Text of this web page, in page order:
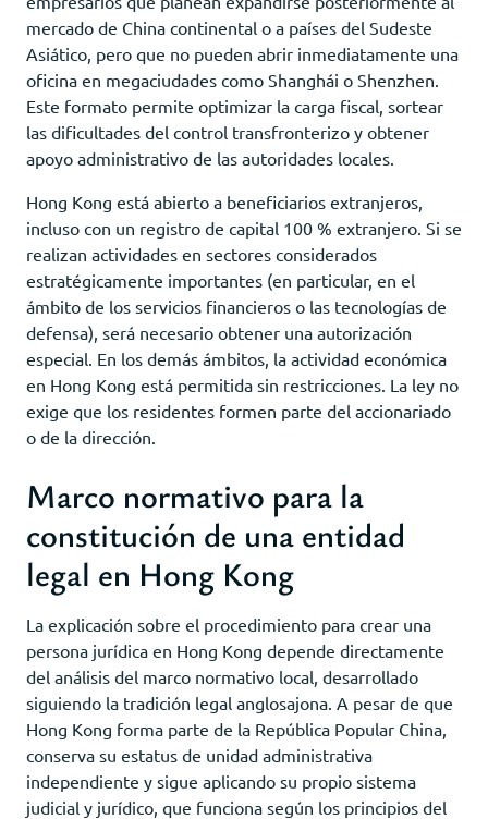
mercado de China continental o a países del Sudeste
Asiático, pero que no pueden abrir inmediatamente una
oficina en megaciudades como Shanghái o Shenzhen.
Este formato permite optimizar la carga fiscal, sortear
las dificultades del control transfronterizo y obtener
apoyo administrativo de las autoridades locales.
Hong Kong está abierto a beneficiarios extranjeros,
incluso con un registro de capital 100 % extranjero. Si se
realizan actividades en sectores considerados
estratégicamente importantes (en particular, en el
ámbito de los servicios financieros o las tecnologías de
defensa), será necesario obtener una autorización
especial. En los demás ámbitos, la actividad económica
en Hong Kong está permitida sin restricciones. La ley no
exige que los residentes formen parte del accionariado
o de la dirección.
Marco normativo para la
constitución de una entidad
legal en Hong Kong
La explicación sobre el procedimiento para crear una
persona jurídica en Hong Kong depende directamente
del análisis del marco normativo local, desarrollado
siguiendo la tradición legal anglosajona. A pesar de que
Hong Kong forma parte de la República Popular China,
conserva su estatus de unidad administrativa
independiente y sigue aplicando su propio sistema
judicial y jurídico, que funciona según los principios del